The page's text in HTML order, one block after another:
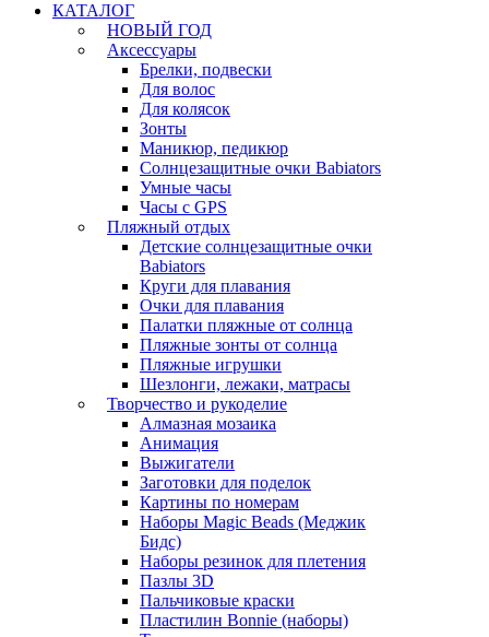
КАТАЛОГ
НОВЫЙ ГОД
Аксессуары
Брелки, подвески
Для волос
Для колясок
Зонты
Маникюр, педикюр
Солнцезащитные очки Babiators
Умные часы
Часы с GPS
Пляжный отдых
Детские солнцезащитные очки
Babiators
Круги для плавания
Очки для плавания
Палатки пляжные от солнца
Пляжные зонты от солнца
Пляжные игрушки
Шезлонги, лежаки, матрасы
Творчество и рукоделие
Алмазная мозаика
Анимация
Выжигатели
Заготовки для поделок
Картины по номерам
Наборы Magic Beads (Меджик
Бидс)
Наборы резинок для плетения
Пазлы 3D
Пальчиковые краски
Пластилин Bonnie (наборы)